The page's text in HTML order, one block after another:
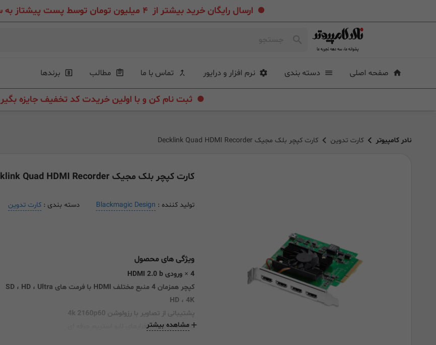
ارسال رایگان خرید بیشتر از ۴ میلیون تومان توسط پست پیشتاز به سراسر ایران عزیز
صفحه اصلی دسته بندی نرم افزار و درایور تماس با ما مطالب برندها . ثبت نام کن و با اولین خریدت کد تخفیف جایزه بگیر
نادر کامپیوتر کارت تدوین کارت کپچر بلک مجیک Decklink Quad HDMI Recorder
کارت کپچر بلک مجیک Decklink Quad HDMI Recorder
تولید کننده : Blackmagic Design دسته بندی : کارت تدوین
ویژگی های محصول
4 × ورودی HDMI 2.0 b
کپچر همزمان 4 منبع مختلف HDMI با فرمت های SD ، HD ، Ultra
HD ، 4K
پشتیبانی از تصاویر با رزولوشن 4k 2160p60
پشتیبانی از نرم افزارهای لایو استریم حرفه ای
مشاهده بیشتر